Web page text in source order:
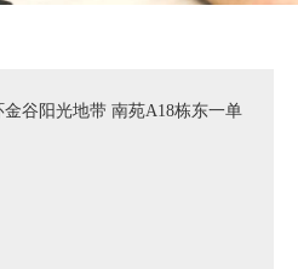
谷阳光地带 南苑A18栋东一单